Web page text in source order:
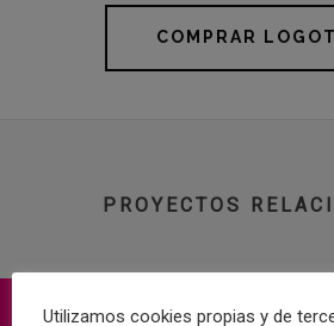
COMPRAR
PROYECTOS
Utilizamos cookies propias y de